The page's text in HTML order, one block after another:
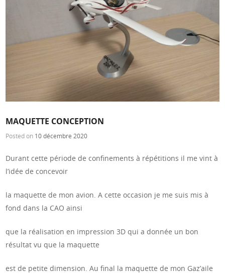
MAQUETTE CONCEPTION
Posted on 10 décembre 2020
Durant cette période de confinements à répétitions il me vint à
l’idée de concevoir
la maquette de mon avion. A cette occasion je me suis mis à
fond dans la CAO ainsi
que la réalisation en impression 3D qui a donnée un bon
résultat vu que la maquette
est de petite dimension. Au final la maquette de mon Gaz’aile